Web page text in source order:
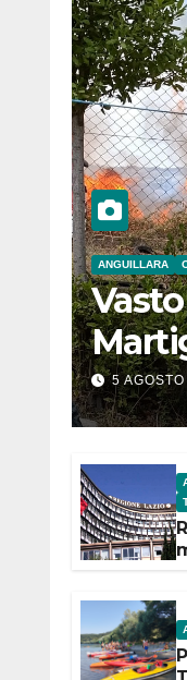
ANGUILLARA
5